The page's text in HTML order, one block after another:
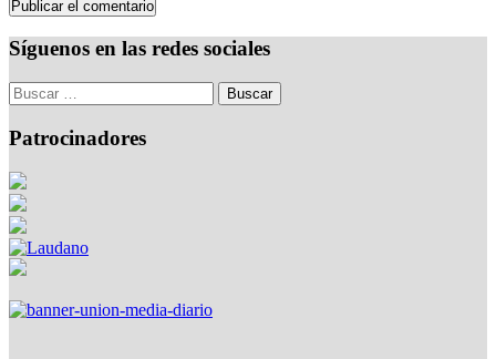
Síguenos en las redes sociales
Patrocinadores